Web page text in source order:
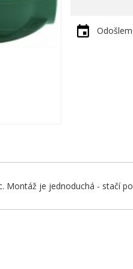
Montáž je jednoduchá - stačí